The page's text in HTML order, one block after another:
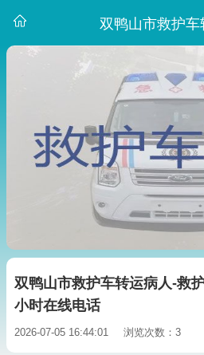
双鸭山市救护车
双鸭山市救护车转运病人-救
小时在线电话
2026-07-05 16:44:01 浏览次数：3